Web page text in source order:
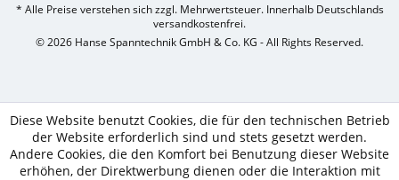
* Alle Preise verstehen sich zzgl. Mehrwertsteuer. Innerhalb Deutschlands
versandkostenfrei.
© 2026 Hanse Spanntechnik GmbH & Co. KG - All Rights Reserved.
Diese Website benutzt Cookies, die für den technischen Betrieb
der Website erforderlich sind und stets gesetzt werden.
Andere Cookies, die den Komfort bei Benutzung dieser Website
erhöhen, der Direktwerbung dienen oder die Interaktion mit